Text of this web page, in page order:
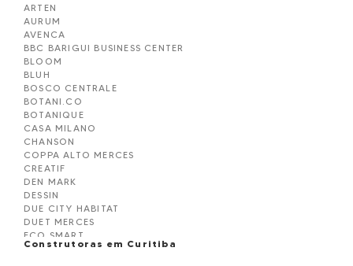
ARTEN
AURUM
AVENCA
BBC BARIGUI BUSINESS CENTER
BLOOM
BLUH
BOSCO CENTRALE
BOTANI.CO
BOTANIQUE
CASA MILANO
CHANSON
COPPA ALTO MERCES
CREATIF
DEN MARK
DESSIN
DUE CITY HABITAT
DUET MERCES
ECO.SMART
ECOVILLE WINDOUWS
Construtoras em Curitiba